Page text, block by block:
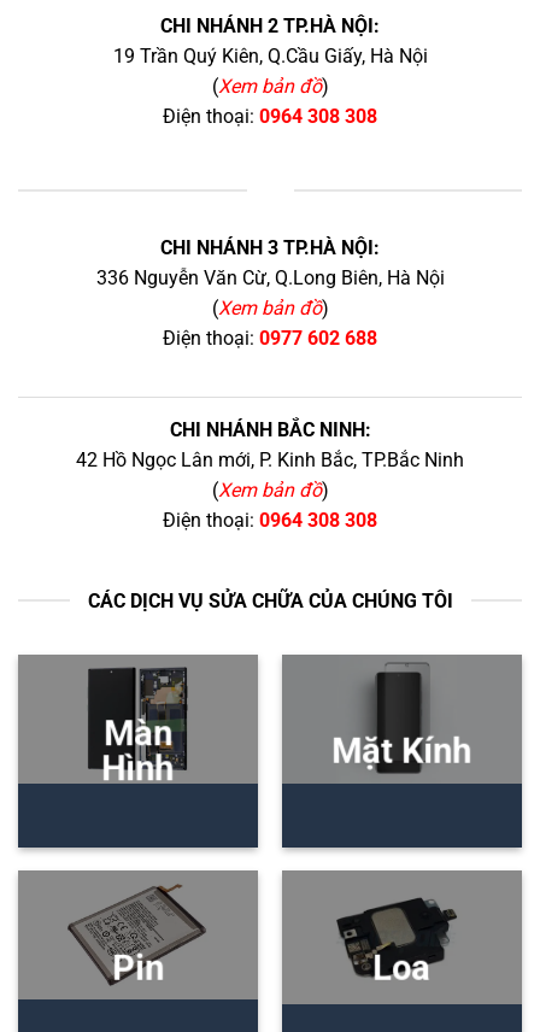
CHI NHÁNH 2 TP.HÀ NỘI:
19 Trần Quý Kiên, Q.Cầu Giấy, Hà Nội
(Xem bản đồ)
Điện thoại: 0964 308 308
CHI NHÁNH 3 TP.HÀ NỘI:
336 Nguyễn Văn Cừ, Q.Long Biên, Hà Nội
(Xem bản đồ)
Điện thoại: 0977 602 688
CHI NHÁNH BẮC NINH:
42 Hồ Ngọc Lân mới, P. Kinh Bắc, TP.Bắc Ninh
(Xem bản đồ)
Điện thoại: 0964 308 308
CÁC DỊCH VỤ SỬA CHỮA CỦA CHÚNG TÔI
Màn
Hình
Mặt Kính
Pin Loa